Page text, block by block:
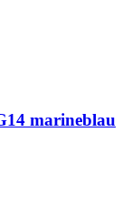
marineblau